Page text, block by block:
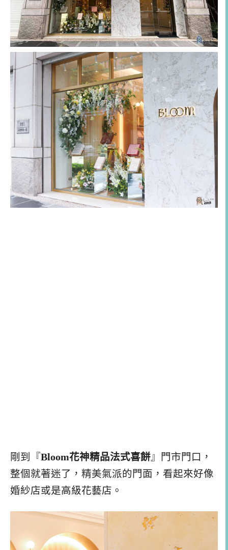
剛到『Bloom花神精品法式喜餅』門市門口，
整個就著迷了，精美氣派的門面，看起來好像
婚紗店或是高級花藝店。